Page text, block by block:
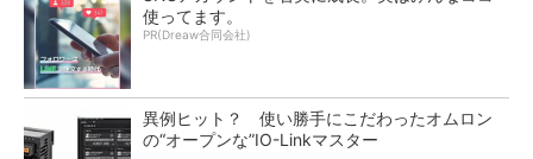
使ってます。
PR(Dreaw合同会社)
異例ヒット？ 使い勝手にこだわったオムロン
の“オープンな”IO-Linkマスター